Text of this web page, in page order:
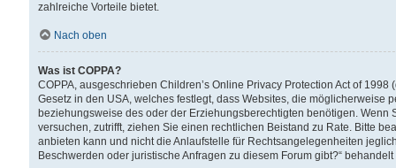
zahlreiche Vorteile bietet.
Nach oben
Was ist COPPA?
COPPA, ausgeschrieben Children’s Online Privacy Protection Act of
Gesetz in den USA, welches festlegt, dass Websites, die
beziehungsweise des oder der Erziehungsberechtigten benötigen.
versuchen, zutrifft, ziehen Sie einen rechtlichen Beistand zu Rate. Bitte
anbieten kann und nicht die Anlaufstelle für Rechtsangelegenheiten
Beschwerden oder juristische Anfragen zu diesem Forum gibt?“